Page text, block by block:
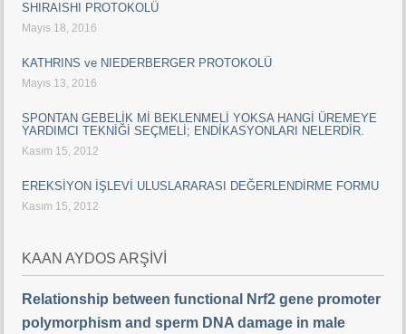
SHIRAISHI PROTOKOLÜ
Mayıs 18, 2016
KATHRINS ve NIEDERBERGER PROTOKOLÜ
Mayıs 13, 2016
SPONTAN GEBELİK Mİ BEKLENMELİ YOKSA HANGİ ÜREMEYE
YARDIMCI TEKNİĞİ SEÇMELİ; ENDİKASYONLARI NELERDİR.
Kasım 15, 2012
EREKSİYON İŞLEVİ ULUSLARARASI DEĞERLENDİRME FORMU
Kasım 15, 2012
KAAN AYDOS ARŞİVİ
Relationship between functional Nrf2 gene promoter
polymorphism and sperm DNA damage in male